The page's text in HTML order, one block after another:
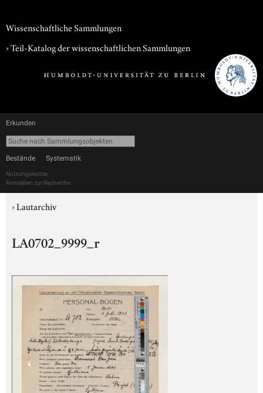
Wissenschaftliche Sammlungen
› Teil-Katalog der wissenschaftlichen Sammlungen
Erkunden
Bestände Systematik
Nutzungsrechte
Anmelden zur Recherche
›Lautarchiv
LA0702_9999_r